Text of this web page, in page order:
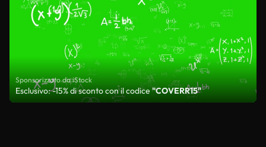
Sponsorizzato da iStock
Esclusivo: -15% di sconto con il codice"COVERR15"